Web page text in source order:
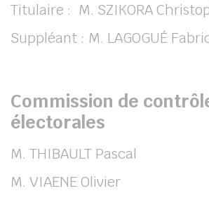
Titulaire : M. SZIKORA
Suppléant : M. LAGOGUÉ
Commission de
électorales
M. THIBAULT Pascal
M. VIAENE Olivier